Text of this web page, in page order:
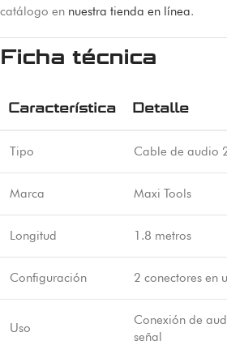
catálogo en nuestra tienda en línea.
Ficha técnica
Característica Detalle
Tipo Cable de audio
Marca Maxi Tools
Longitud 1.8 metros
Configuración 2 conectores en
Uso
Conexión de
señal